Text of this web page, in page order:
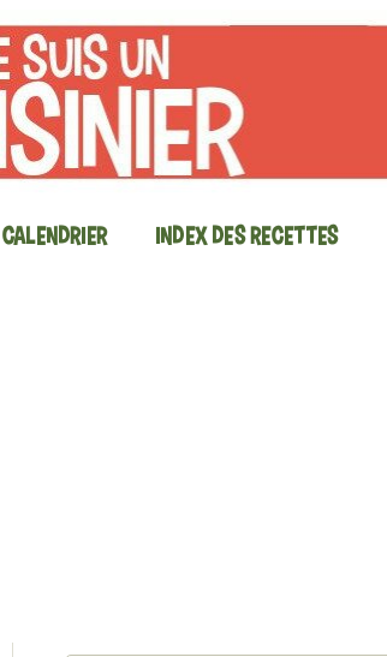
Calendrier Index des recettes